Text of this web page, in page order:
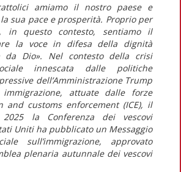
amiamo il nostro paese e
sua pace e prosperità. Proprio per
in questo contesto, sentiamo il
la voce in difesa della dignità
da Dio». Nel contesto della crisi
innescata dalle politiche
dell’Amministrazione Trump
attuate dalle forze
and customs enforcement (ICE), il
2025 la Conferenza dei vescovi
Uniti ha pubblicato un Messaggio
sull’immigrazione, approvato
plenaria autunnale dei vescovi